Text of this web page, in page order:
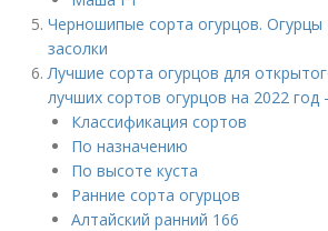
Черношипые сорта огурцов. Огурцы
засолки
Лучшие сорта огурцов для
лучших сортов огурцов на 2022 год
Классификация сортов
По назначению
По высоте куста
Ранние сорта огурцов
Алтайский ранний 166